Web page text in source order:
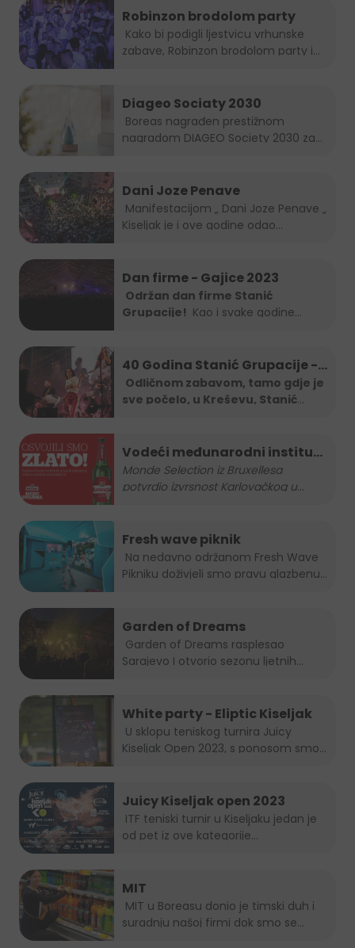
Robinzon brodolom party
zabave, Robinzon brodolom party i
Diageo Sociaty 2030
nagradom DIAGEO Society 2030 za...
Dani Joze Penave
Kiseljak je i ove godine odao...
Dan firme - Gajice 2023
Održan dan firme Stanić
Grupacije!
40 Godina Stanić Grupacije -
koncert Severine
Odličnom zabavom, tamo gdje je
sve počelo, u Kreševu, Stanić
Vodeći međunarodni institut
za kvalitetu nagradio
Karlovačko zlatnom
Monde Selection iz Bruxellesa
potvrdio izvrsnost Karlovačkog u...
Fresh wave piknik
Pikniku doživjeli smo pravu glazbenu...
Garden of Dreams
Sarajevo I otvorio sezonu ljetnih...
White party - Eliptic Kiseljak
Kiseljak Open 2023, s ponosom smo...
Juicy Kiseljak open 2023
od pet iz ove kategorije...
MIT
suradnju našoj firmi dok smo se...